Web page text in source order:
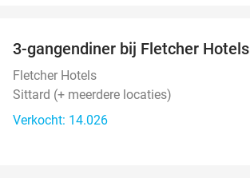
3-gangendiner bij Fletcher Hotels
Fletcher Hotels
Sittard (+ meerdere locaties)
Verkocht: 14.026